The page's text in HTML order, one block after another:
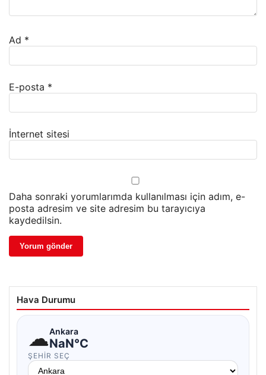
Ad *
E-posta *
İnternet sitesi
Daha sonraki yorumlarımda kullanılması için adım, e-
posta adresim ve site adresim bu tarayıcıya
kaydedilsin.
Hava Durumu
☁Ankara
NaN°C
ŞEHIR SEÇ